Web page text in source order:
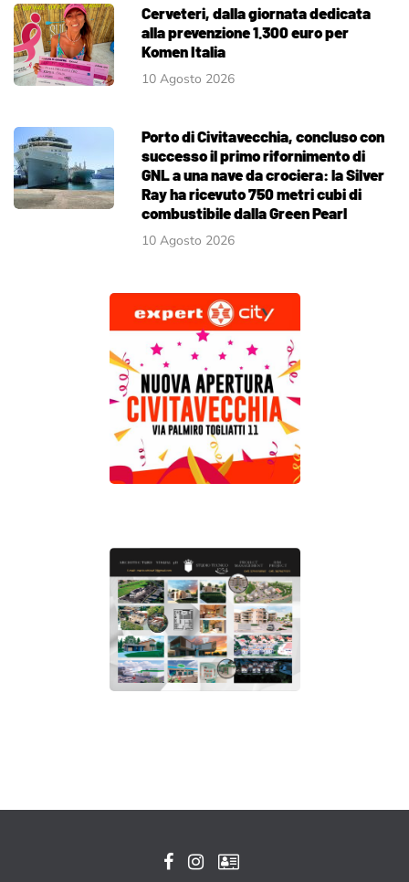
Cerveteri, dalla giornata dedicata
alla prevenzione 1.300 euro per
Komen Italia
10 Agosto 2026
Porto di Civitavecchia, concluso con
successo il primo rifornimento di
GNL a una nave da crociera: la Silver
Ray ha ricevuto 750 metri cubi di
combustibile dalla Green Pearl
10 Agosto 2026